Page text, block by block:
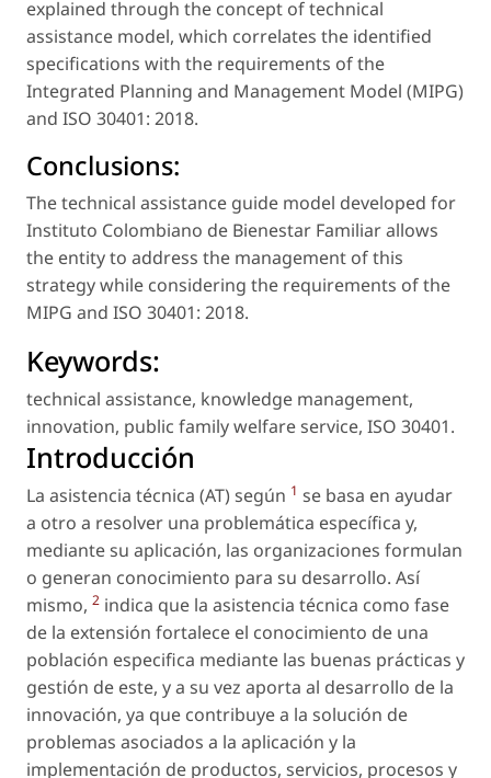
explained through the concept oftechnical
assistance model, which correlates the identified
specifications with the requirements of the
Integrated Planning and Management Model (MIPG)
and ISO 30401: 2018.
Conclusions:
The technical assistance guide model developed for
Instituto Colombiano de Bienestar Familiar allows
the entity to address the management of this
strategy while considering the requirements of the
MIPG and ISO 30401: 2018.
Keywords:
technical assistance, knowledge management,
innovation, public family welfare service, ISO 30401.
Introducción
La asistencia técnica (AT) según 1 se basa en ayudar
a otro a resolver una problemática específica y,
mediante su aplicación, las organizaciones formulan
o generan conocimiento para su desarrollo. Así
mismo, 2 indica que la asistencia técnica como fase
de la extensión fortalece el conocimiento de una
población especifica mediante las buenas prácticas y
gestión de este, y a su vez aporta al desarrollo de la
innovación, ya que contribuye a la solución de
problemas asociados a la aplicación y la
implementación de productos, servicios, procesos y